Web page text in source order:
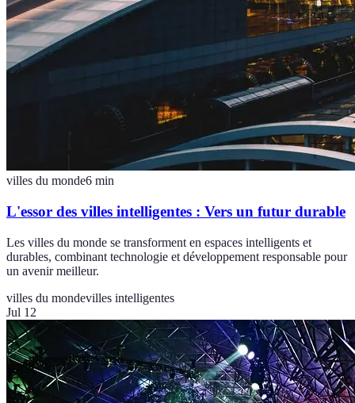
villes du monde6 min
L'essor des villes intelligentes : Vers un futur durable
Les villes du monde se transforment en espaces intelligents et
durables, combinant technologie et développement responsable pour
un avenir meilleur.
villes du mondevilles intelligentes
Jul 12